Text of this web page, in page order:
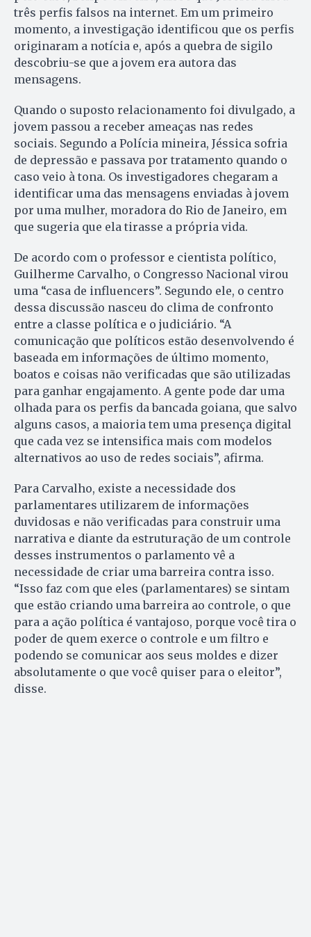
três perfis falsos na internet. Em um primeiro
momento, a investigação identificou que os perfis
originaram a notícia e, após a quebra de sigilo
descobriu-se que a jovem era autora das
mensagens.
Quando o suposto relacionamento foi divulgado, a
jovem passou a receber ameaças nas redes
sociais. Segundo a Polícia mineira, Jéssica sofria
de depressão e passava por tratamento quando o
caso veio à tona. Os investigadores chegaram a
identificar uma das mensagens enviadas à jovem
por uma mulher, moradora do Rio de Janeiro, em
que sugeria que ela tirasse a própria vida.
De acordo com o professor e cientista político,
Guilherme Carvalho, o Congresso Nacional virou
uma “casa de influencers”. Segundo ele, o centro
dessa discussão nasceu do clima de confronto
entre a classe política e o judiciário. “A
comunicação que políticos estão desenvolvendo é
baseada em informações de último momento,
boatos e coisas não verificadas que são utilizadas
para ganhar engajamento. A gente pode dar uma
olhada para os perfis da bancada goiana, que salvo
alguns casos, a maioria tem uma presença digital
que cada vez se intensifica mais com modelos
alternativos ao uso de redes sociais”, afirma.
Para Carvalho, existe a necessidade dos
parlamentares utilizarem de informações
duvidosas e não verificadas para construir uma
narrativa e diante da estruturação de um controle
desses instrumentos o parlamento vê a
necessidade de criar uma barreira contra isso.
“Isso faz com que eles (parlamentares) se sintam
que estão criando uma barreira ao controle, o que
para a ação política é vantajoso, porque você tira o
poder de quem exerce o controle e um filtro e
podendo se comunicar aos seus moldes e dizer
absolutamente o que você quiser para o eleitor”,
disse.